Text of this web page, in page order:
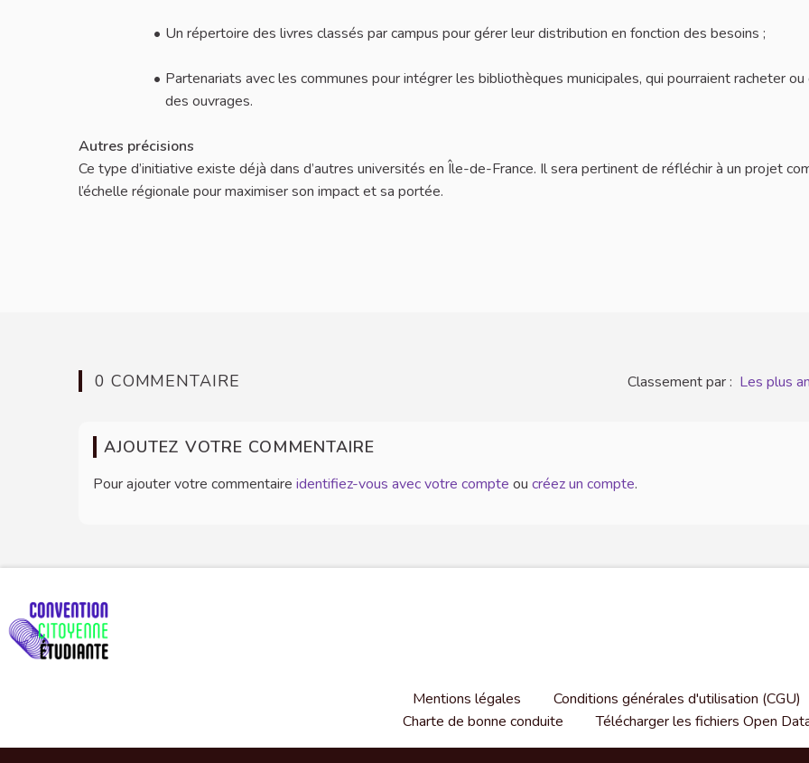
Un répertoire des livres classés par campus pour gérer leur distribution en fonction des besoins ;
Partenariats avec les communes pour intégrer les bibliothèques municipales, qui pourraient racheter ou
des ouvrages.
Autres précisions
Ce type d’initiative existe déjà dans d’autres universités en Île-de-France. Il sera pertinent de réfléchir à un projet
l’échelle régionale pour maximiser son impact et sa portée.
0 COMMENTAIRE Classement par : Les plus
AJOUTEZ VOTRE COMMENTAIRE
Pour ajouter votre commentaire identifiez-vous avec votre compte ou créez un compte.
Mentions légales
Conditions générales d'utilisation (CGU)
Charte de bonne conduite
Télécharger les fichiers Open